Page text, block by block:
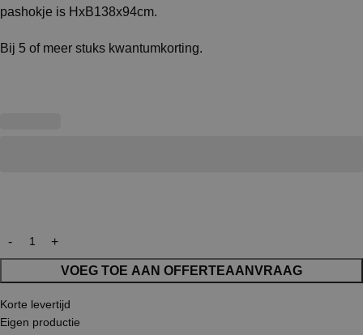
pashokje is HxB138x94cm.
Bij 5 of meer stuks kwantumkorting.
VOEG TOE AAN OFFERTEAANVRAAG
Korte levertijd
Eigen productie